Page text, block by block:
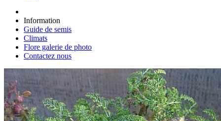
Information
Guide de semis
Climats
Flore galerie de photo
Contactez nous